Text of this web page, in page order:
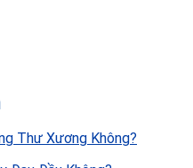
Thư Xương Không?